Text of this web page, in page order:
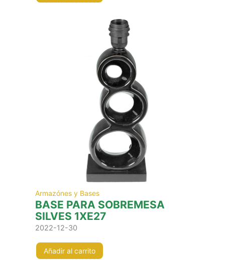
Armazónes y Bases
BASE PARA SOBREMESA
SILVES 1XE27
2022-12-30
Añadir al carrito